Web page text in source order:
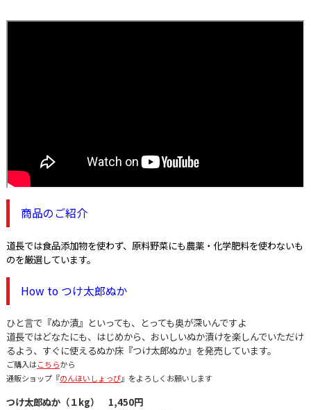
商品のご紹介
道長では食品添加物を使わず、原料野菜にも農薬・化学肥料を使わないも
のを厳選しています。
How to つけ太郎ぬか
ひと言で『ぬか漬』といっても、とっても奥が深いんですよ
道長ではどなたにも、はじめから、おいしいぬか漬けを楽しんでいただけ
るよう、すぐに使えるぬか床『つけ太郎ぬか』を発売しています。
ご購入はこちらから
通販ショップ『のんほいしょっぴ』をよろしくお願いします
つけ太郎ぬか（１kg） 1,450円